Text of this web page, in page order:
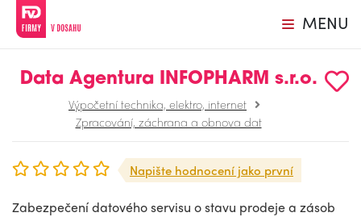
MENU
Data Agentura INFOPHARM s.r.o.
Výpočetní technika, elektro, internet
Zpracování, záchrana a obnova dat
Napište hodnocení jako první
Zabezpečení datového servisu o stavu prodeje a zásob